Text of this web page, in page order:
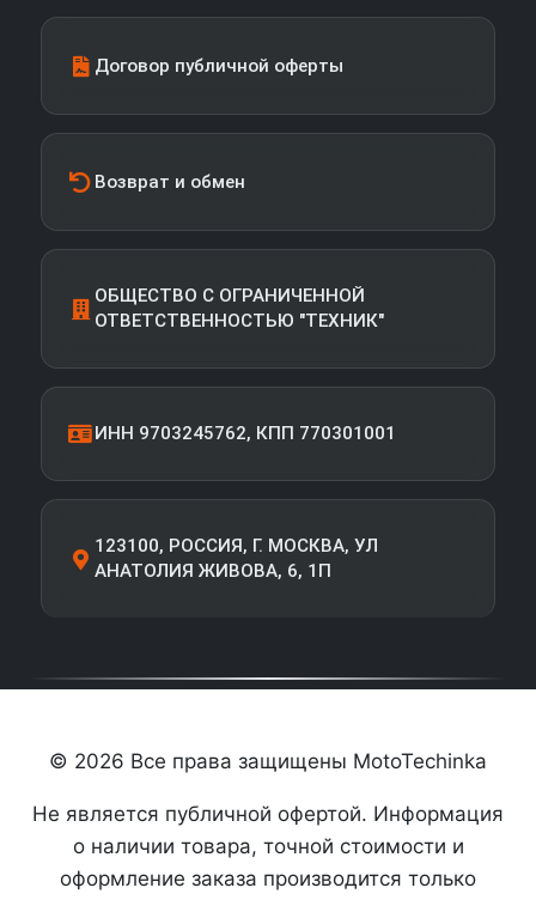
Договор публичной оферты
Возврат и обмен
ОБЩЕСТВО С ОГРАНИЧЕННОЙ
ОТВЕТСТВЕННОСТЬЮ "ТЕХНИК"
ИНН 9703245762, КПП 770301001
123100, РОССИЯ, Г. МОСКВА, УЛ
АНАТОЛИЯ ЖИВОВА, 6, 1П
© 2026 Все права защищены MotoTechinka
Не является публичной офертой. Информация
о наличии товара, точной стоимости и
оформление заказа производится только